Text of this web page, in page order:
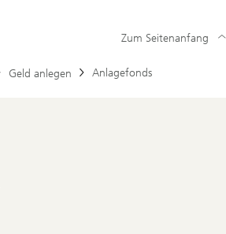
Geld anlegen Anlagefonds
Zum Seitenanfang